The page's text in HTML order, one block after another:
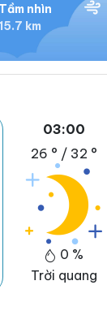
Tầm nhìn
15.7 km
03:00
26 ° / 32 °
0 %
Trời quang